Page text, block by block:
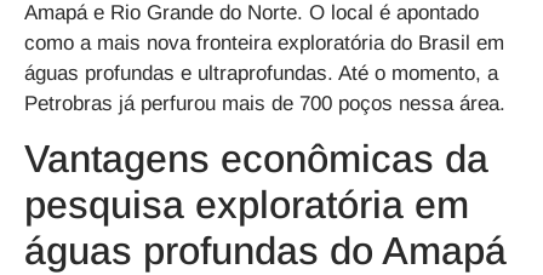
Amapá e Rio Grande do Norte. O local é apontado
como a mais nova fronteira exploratória do Brasil em
águas profundas e ultraprofundas. Até o momento, a
Petrobras já perfurou mais de 700 poços nessa área.
Vantagens econômicas da
pesquisa exploratória em
águas profundas do Amapá